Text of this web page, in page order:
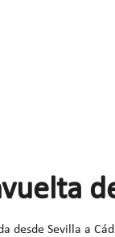
desde Sevilla a